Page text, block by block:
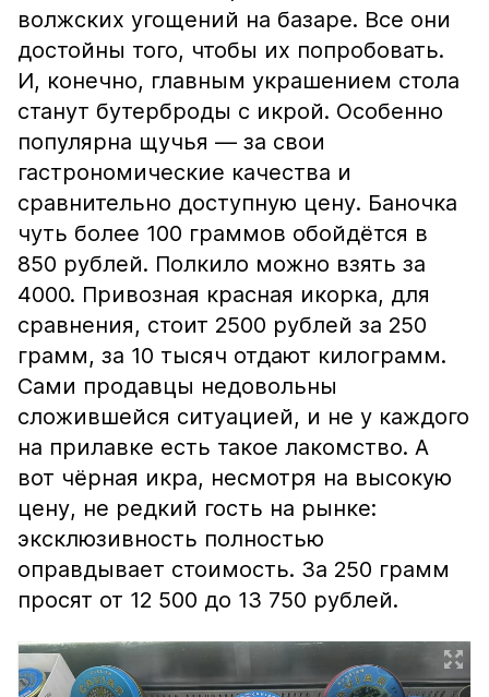
волжских угощений на базаре. Все они
достойны того, чтобы их попробовать.
И, конечно, главным украшением стола
станут бутерброды с икрой. Особенно
популярна щучья — за свои
гастрономические качества и
сравнительно доступную цену. Баночка
чуть более 100 граммов обойдётся в
850 рублей. Полкило можно взять за
4000. Привозная красная икорка, для
сравнения, стоит 2500 рублей за 250
грамм, за 10 тысяч отдают килограмм.
Сами продавцы недовольны
сложившейся ситуацией, и не у каждого
на прилавке есть такое лакомство. А
вот чёрная икра, несмотря на высокую
цену, не редкий гость на рынке:
эксклюзивность полностью
оправдывает стоимость. За 250 грамм
просят от 12 500 до 13 750 рублей.